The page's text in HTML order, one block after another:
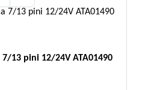
13 pini 12/24V ATA01490